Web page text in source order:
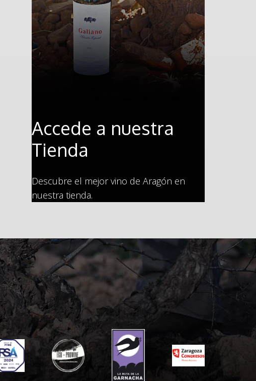
Accede a nuestra
Tienda
Descubre el mejor vino de Aragón en
nuestra tienda.